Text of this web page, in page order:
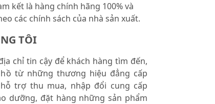
kết là hàng chính hãng 100% và
các chính sách của nhà sản xuất.
TÔI
chỉ tin cậy để khách hàng tìm đến,
từ những thương hiệu đẳng cấp
trợ thu mua, nhập đổi cung cấp
dưỡng, đặt hàng những sản phẩm